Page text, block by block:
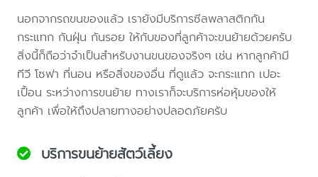
นอกจากรถขนของแล้ว เรายังมีบริการซีลพลาสติกกัน
กระแทก กันฝุ่น กันรอย ให้กับของที่ลูกค้าจะขนย้ายด้วยครับ
สิ่งนี้ก็ถือว่าจำเป็นสำหรับงานขนของจริงๆ เช่น หากลูกค้ามี
ทีวี โซฟา ที่นอน หรือสิ่งของอื่น ที่ดูแล้ว จะกระแทก เปอะ
เปื้อน ระหว่างการขนย้าย ทางเราก็จะบริการห่อหุ้มของให้
ลูกค้า เพื่อให้ถึงปลายทางอย่างปลอดภัยครับ
บริการขนย้ายสัตว์เลี้ยง